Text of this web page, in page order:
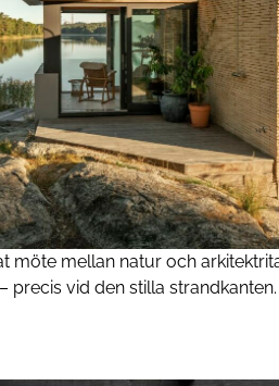
möte mellan natur och
precis vid den stilla strandkanten.